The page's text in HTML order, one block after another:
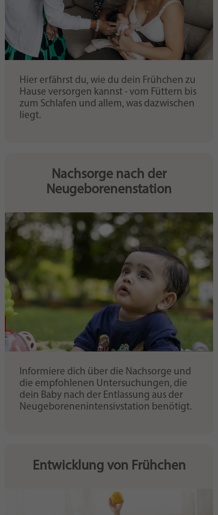
Hier erfährst du, wie du dein Frühchen zu
Hause versorgen kannst - vom Füttern bis
zum Schlafen und allem, was dazwischen
liegt.
Nachsorge nach der
Neugeborenenstation
Informiere dich über die Nachsorge und
die empfohlenen Untersuchungen, die
dein Baby nach der Entlassung aus der
Neugeborenenintensivstation benötigt.
Entwicklung von Frühchen